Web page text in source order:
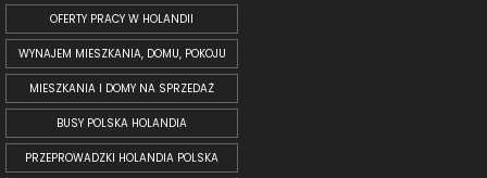
OFERTY PRACY W HOLANDII
WYNAJEM MIESZKANIA, DOMU, POKOJU
MIESZKANIA I DOMY NA SPRZEDAŻ
BUSY POLSKA HOLANDIA
PRZEPROWADZKI HOLANDIA POLSKA